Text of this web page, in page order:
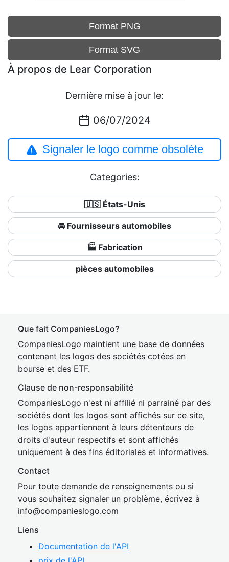
Format PNG
Format SVG
À propos de Lear Corporation
Dernière mise à jour le:
06/07/2024
Signaler le logo comme obsolète
Categories:
🇺🇸 États-Unis
🚘 Fournisseurs automobiles
🏭 Fabrication
pièces automobiles
Que fait CompaniesLogo?
CompaniesLogo maintient une base de données
contenant les logos des sociétés cotées en
bourse et des ETF.
Clause de non-responsabilité
CompaniesLogo n'est ni affilié ni parrainé par des
sociétés dont les logos sont affichés sur ce site,
les logos appartiennent à leurs détenteurs de
droits d'auteur respectifs et sont affichés
uniquement à des fins éditoriales et informatives.
Contact
Pour toute demande de renseignements ou si
vous souhaitez signaler un problème, écrivez à
info@companieslogo.com
Liens
Documentation de l'API